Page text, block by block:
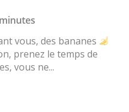
vous, des bananes
prenez le temps de
vous ne...